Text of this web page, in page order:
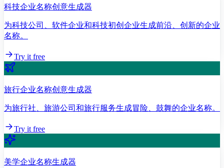
科技企业名称创意生成器
为科技公司、软件企业和科技初创企业生成前沿、创新的企业
名称。
Try it free
旅行企业名称创意生成器
为旅行社、旅游公司和旅行服务生成冒险、鼓舞的企业名称。
Try it free
美学企业名称生成器